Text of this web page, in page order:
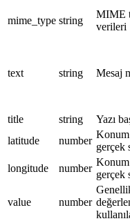
mime_type string
MIME
verileri
text string Mesaj
title
string Yazı
latitude
number
gerçek
longitude number
Konum
gerçek
value number